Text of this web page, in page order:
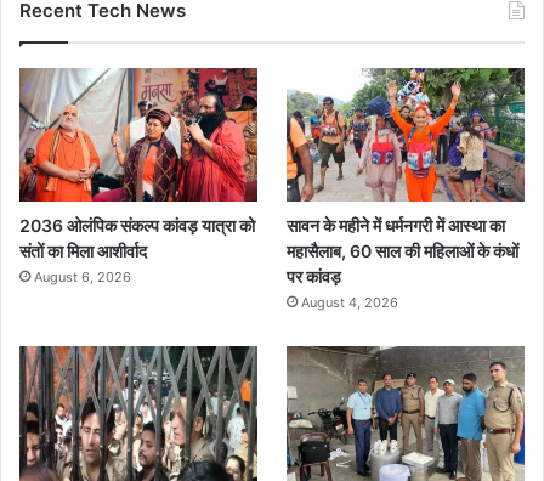
Recent Tech News
2036 ओलंपिक संकल्प कांवड़ यात्रा को
संतों का मिला आशीर्वाद
August 6, 2026
सावन के महीने में धर्मनगरी में आस्था का
महासैलाब, 60 साल की महिलाओं के कंधों
पर कांवड़
August 4, 2026